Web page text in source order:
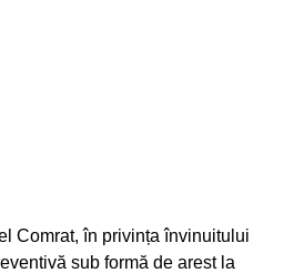
Comrat, în privința învinuitului
sub formă de arest la